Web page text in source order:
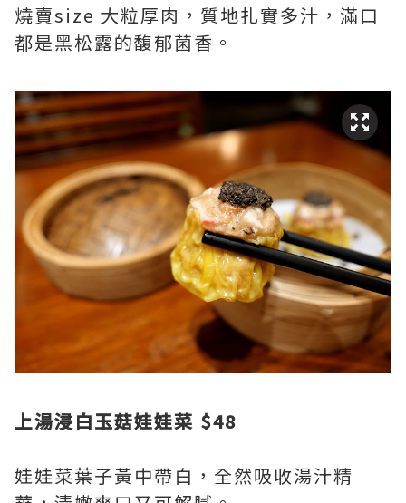
燒賣size 大粒厚肉，質地扎實多汁，滿口
都是黑松露的馥郁菌香。
上湯浸白玉菇娃娃菜 $48
娃娃菜葉子黃中帶白，全然吸收湯汁精